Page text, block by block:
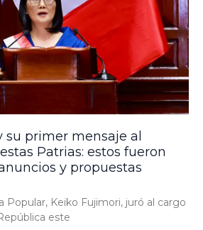
su primer mensaje al
Patrias: estos fueron
y propuestas
Popular, Keiko Fujimori, juró al cargo
este